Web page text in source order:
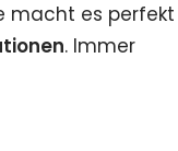
macht es perfekt
. Immer